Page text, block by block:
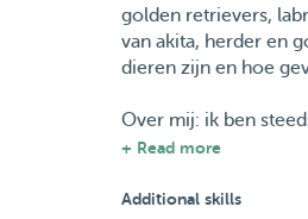
golden retrievers,
van akita, herder en
dieren zijn en hoe
Over mij: ik ben
Thuis hebben we
+ Read more
Additional skills